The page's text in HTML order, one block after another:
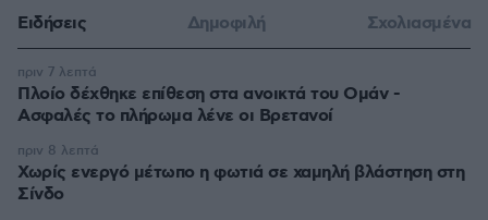
Ειδήσεις Δημοφιλή Σχολιασμένα
Πλοίο δέχθηκε επίθεση στα ανοικτά του Ομάν -
Ασφαλές το πλήρωμα λένε οι Βρετανοί
πριν 7 λεπτά
Χωρίς ενεργό μέτωπο η φωτιά σε χαμηλή βλάστηση στη
Σίνδο
πριν 8 λεπτά